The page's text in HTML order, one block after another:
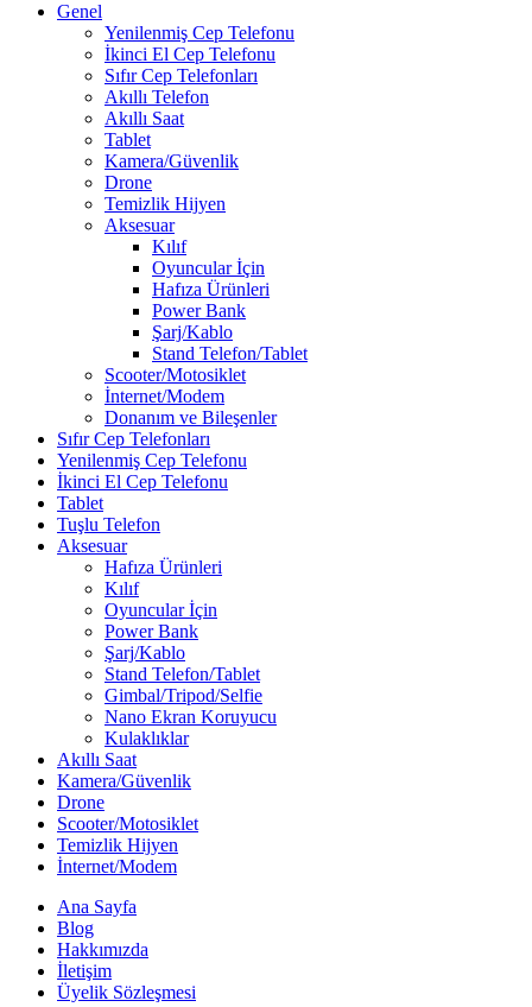
Genel
Yenilenmiş Cep Telefonu
İkinci El Cep Telefonu
Sıfır Cep Telefonları
Akıllı Telefon
Akıllı Saat
Tablet
Kamera/Güvenlik
Drone
Temizlik Hijyen
Aksesuar
Kılıf
Oyuncular İçin
Hafıza Ürünleri
Power Bank
Şarj/Kablo
Stand Telefon/Tablet
Scooter/Motosiklet
İnternet/Modem
Donanım ve Bileşenler
Sıfır Cep Telefonları
Yenilenmiş Cep Telefonu
İkinci El Cep Telefonu
Tablet
Tuşlu Telefon
Aksesuar
Hafıza Ürünleri
Kılıf
Oyuncular İçin
Power Bank
Şarj/Kablo
Stand Telefon/Tablet
Gimbal/Tripod/Selfie
Nano Ekran Koruyucu
Kulaklıklar
Akıllı Saat
Kamera/Güvenlik
Drone
Scooter/Motosiklet
Temizlik Hijyen
İnternet/Modem
Ana Sayfa
Blog
Hakkımızda
İletişim
Üyelik Sözleşmesi